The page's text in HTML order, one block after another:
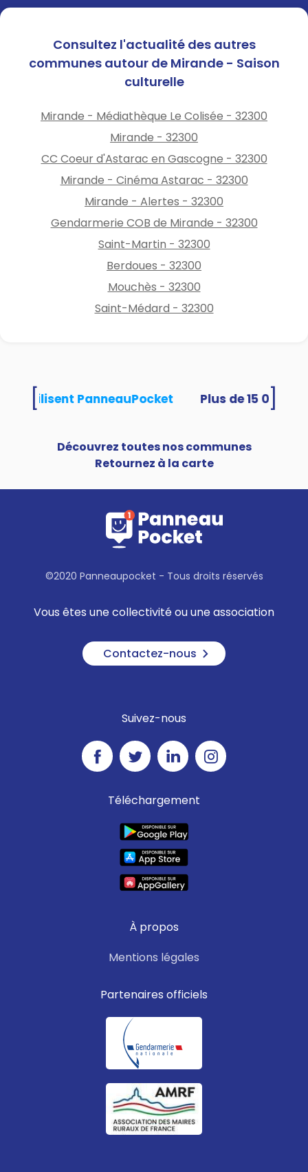
Consultez l'actualité des autres
communes autour de Mirande - Saison
culturelle
Mirande - Médiathèque Le Colisée - 32300
Mirande - 32300
CC Coeur d'Astarac en Gascogne - 32300
Mirande - Cinéma Astarac - 32300
Mirande - Alertes - 32300
Gendarmerie COB de Mirande - 32300
Saint-Martin - 32300
Berdoues - 32300
Mouchès - 32300
Saint-Médard - 32300
utilisent PanneauPocket
Découvrez toutes nos communes
Retournez à la carte
©2020 Panneaupocket - Tous droits réservés
Vous êtes une collectivité ou une association
Contactez-nous
Suivez-nous
Téléchargement
À propos
Mentions légales
Partenaires officiels